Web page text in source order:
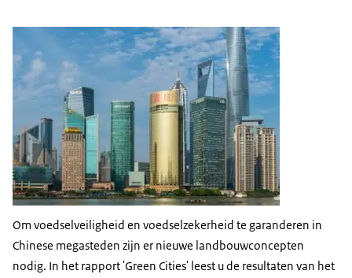
Om voedselveiligheid en voedselzekerheid te garanderen in
Chinese megasteden zijn er nieuwe landbouwconcepten
nodig. In het rapport 'Green Cities' leest u de resultaten van het